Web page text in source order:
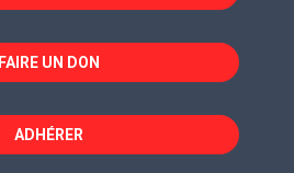
FAIRE UN DON
ADHÉRER